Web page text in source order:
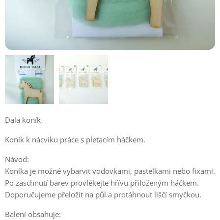
Dala koník
Koník k nácviku práce s pletacím háčkem.
Návod:
Koníka je možné vybarvit vodovkami, pastelkami nebo fixami.
Po zaschnutí barev provlékejte hřívu přiloženým háčkem.
Doporučujeme přeložit na půl a protáhnout liščí smyčkou.
Balení obsahuje: